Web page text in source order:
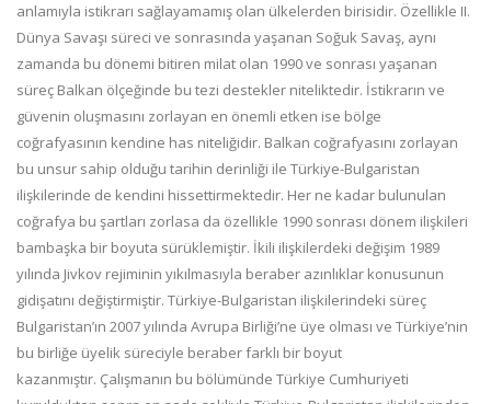
anlamıyla istikrarı sağlayamamış olan ülkelerden birisidir. Özellikle II.
Dünya Savaşı süreci ve sonrasında yaşanan Soğuk Savaş, aynı
zamanda bu dönemi bitiren milat olan 1990 ve sonrası yaşanan
süreç Balkan ölçeğinde bu tezi destekler niteliktedir. İstikrarın ve
güvenin oluşmasını zorlayan en önemli etken ise bölge
coğrafyasının kendine has niteliğidir. Balkan coğrafyasını zorlayan
bu unsur sahip olduğu tarihin derinliği ile Türkiye-Bulgaristan
ilişkilerinde de kendini hissettirmektedir. Her ne kadar bulunulan
coğrafya bu şartları zorlasa da özellikle 1990 sonrası dönem ilişkileri
bambaşka bir boyuta sürüklemiştir. İkili ilişkilerdeki değişim 1989
yılında Jivkov rejiminin yıkılmasıyla beraber azınlıklar konusunun
gidişatını değiştirmiştir. Türkiye-Bulgaristan ilişkilerindeki süreç
Bulgaristan’ın 2007 yılında Avrupa Birliği’ne üye olması ve Türkiye’nin
bu birliğe üyelik süreciyle beraber farklı bir boyut
kazanmıştır. Çalışmanın bu bölümünde Türkiye Cumhuriyeti